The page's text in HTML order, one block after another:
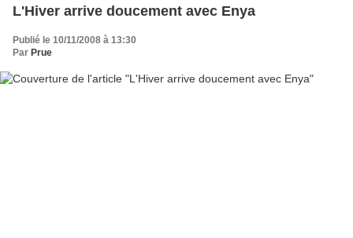
L'Hiver arrive doucement avec Enya
Publié le 10/11/2008 à 13:30
Par Prue